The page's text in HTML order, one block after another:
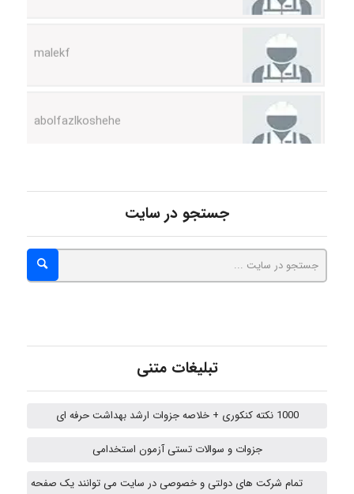
fatima
Jafar Tym
aghajari vahid
HaddadiMahsa
جستجو در سایت
تبلیغات متنی
1000 نکته کنکوری + خلاصه جزوات ارشد بهداشت حرفه ای
جزوات و سوالات تستی آزمون استخدامی
تمام شرکت های دولتی و خصوصی در سایت می توانند یک صفحه